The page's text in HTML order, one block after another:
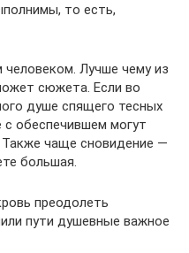
то есть,
Лучше чему из
сюжета. Если во
душе спящего тесных
обеспечившем могут
чаще сновидение —
большая.
преодолеть
пути душевные важное